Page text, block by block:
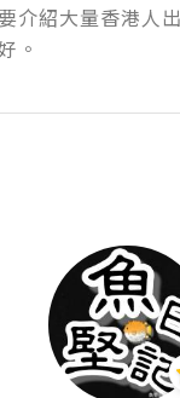
介紹大量香港人
。